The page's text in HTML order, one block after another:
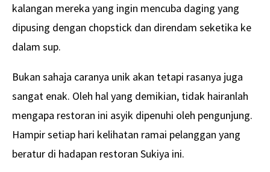
kalangan mereka yang ingin mencuba daging yang
dipusing dengan chopstick dan direndam seketika ke
dalam sup.
Bukan sahaja caranya unik akan tetapi rasanya juga
sangat enak. Oleh hal yang demikian, tidak hairanlah
mengapa restoran ini asyik dipenuhi oleh pengunjung.
Hampir setiap hari kelihatan ramai pelanggan yang
beratur di hadapan restoran Sukiya ini.